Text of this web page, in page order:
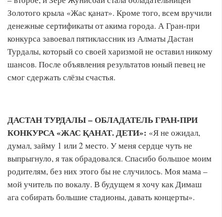
Золотого крыла «Жас қанат». Кроме того, всем вручили
денежные сертификаты от акима города. А Гран-при
конкурса завоевал пятиклассник из Алматы Дастан
Турдалы, который со своей харизмой не оставил никому
шансов. После объявления результатов юный певец не
смог сдержать слёзы счастья.
ДАСТАН ТУРДАЛЫ – ОБЛАДАТЕЛЬ ГРАН-ПРИ
КОНКУРСА «ЖАС ҚАНАТ. ДЕТИ»: «Я не ожидал,
думал, займу 1 или 2 место. У меня сердце чуть не
выпрыгнуло, я так обрадовался. Спасибо большое моим
родителям, без них этого бы не случилось. Моя мама –
мой учитель по вокалу. В будущем я хочу как Димаш
ага собирать большие стадионы, давать концерты».